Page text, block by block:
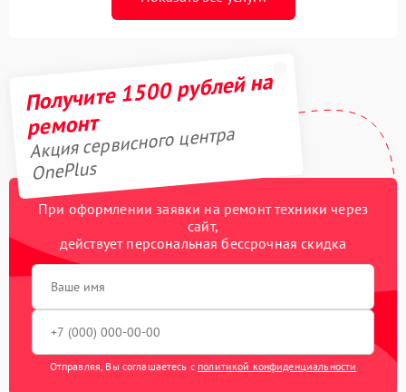
Получите 1500 рублей на
ремонт
Акция сервисного центра
OnePlus
При оформлении заявки на ремонт техники через
сайт,
действует персональная бессрочная скидка
Отправляя, Вы соглашаетесь с политикой конфиденциальности